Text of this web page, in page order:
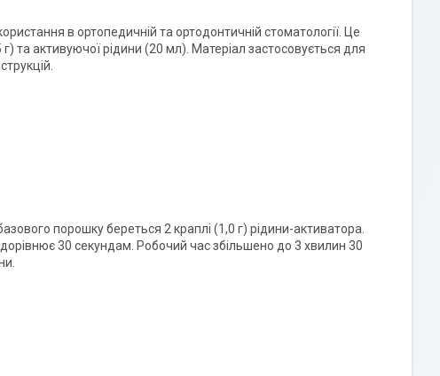
в ортопедичній та ортодонтичній стоматології. Це
та активуючої рідини (20 мл). Матеріал застосовується для
порошку береться 2 краплі (1,0 г) рідини-активатора.
30 секундам. Робочий час збільшено до 3 хвилин 30